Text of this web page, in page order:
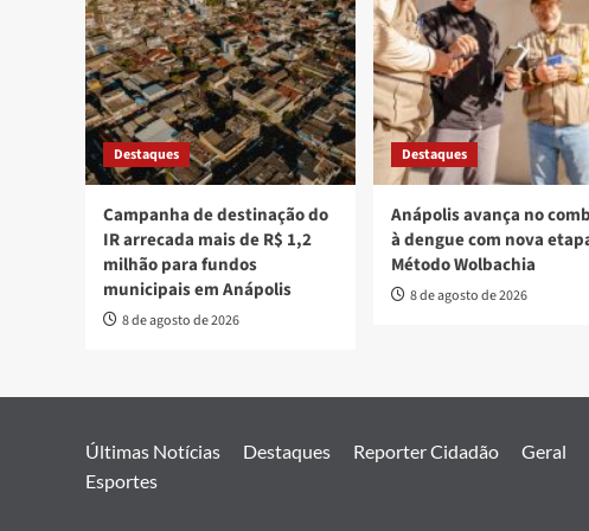
Destaques
Campanha de destinação do
IR arrecada mais de R$ 1,2
milhão para fundos
municipais em Anápolis
8 de agosto de 2026
Destaques
Anápolis avança no
à dengue com nova
Método Wolbachia
8 de agosto de 2026
Últimas Notícias Destaques Reporter Cidadão Geral
Esportes